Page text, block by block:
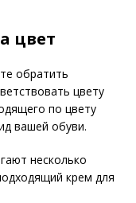
цвет
обратить
цвету
по цвету
вашей обуви.
несколько
крем для